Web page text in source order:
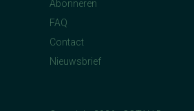
Abonneren
FAQ
Contact
Nieuwsbrief